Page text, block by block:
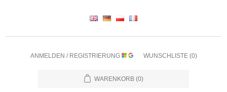
ANMELDEN / REGISTRIERUNG WUNSCHLISTE (0)
WARENKORB (0)